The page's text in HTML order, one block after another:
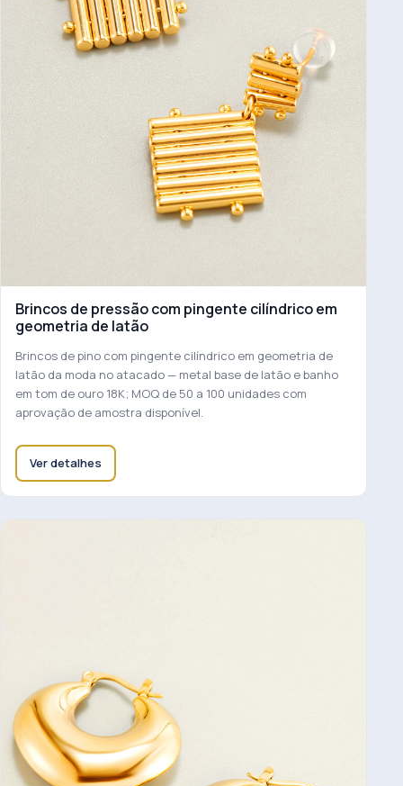
Brincos de pressão com pingente cilíndrico em
geometria de latão
Brincos de pino com pingente cilíndrico em geometria de
latão da moda no atacado — metal base de latão e banho
em tom de ouro 18K; MOQ de 50 a 100 unidades com
aprovação de amostra disponível.
Ver detalhes